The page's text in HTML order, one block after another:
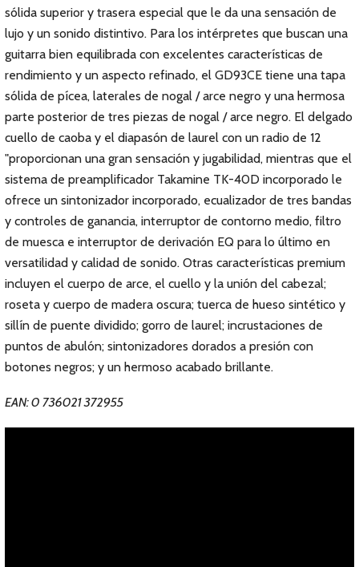
sólida superior y trasera especial que le da una sensación de
lujo y un sonido distintivo. Para los intérpretes que buscan una
guitarra bien equilibrada con excelentes características de
rendimiento y un aspecto refinado, el GD93CE tiene una tapa
sólida de pícea, laterales de nogal / arce negro y una hermosa
parte posterior de tres piezas de nogal / arce negro. El delgado
cuello de caoba y el diapasón de laurel con un radio de 12
"proporcionan una gran sensación y jugabilidad, mientras que el
sistema de preamplificador Takamine TK-40D incorporado le
ofrece un sintonizador incorporado, ecualizador de tres bandas
y controles de ganancia, interruptor de contorno medio, filtro
de muesca e interruptor de derivación EQ para lo último en
versatilidad y calidad de sonido. Otras características premium
incluyen el cuerpo de arce, el cuello y la unión del cabezal;
roseta y cuerpo de madera oscura; tuerca de hueso sintético y
sillín de puente dividido; gorro de laurel; incrustaciones de
puntos de abulón; sintonizadores dorados a presión con
botones negros; y un hermoso acabado brillante.
EAN: 0 736021 372955